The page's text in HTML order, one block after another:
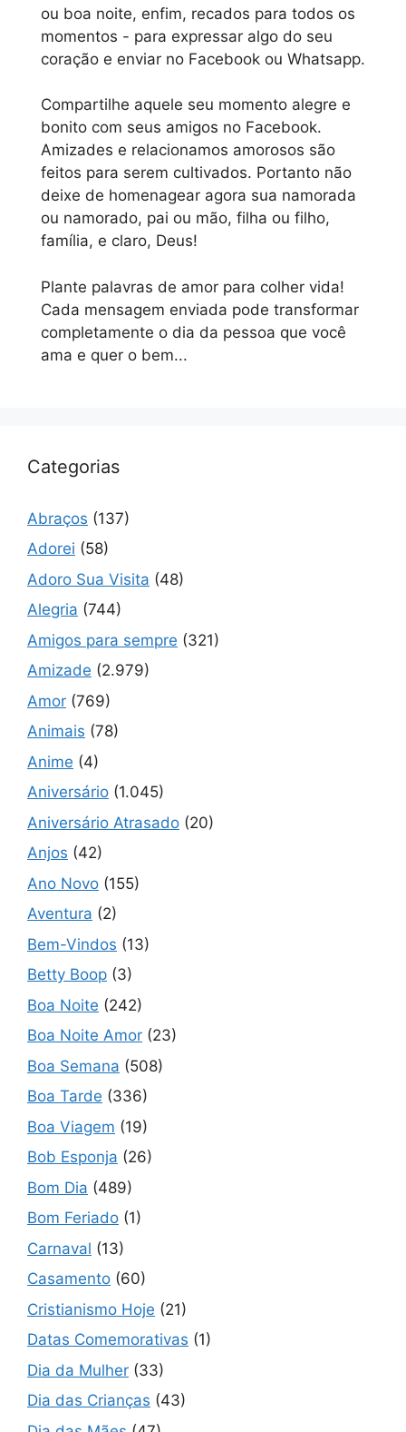
ou boa noite, enfim, recados para todos os
momentos - para expressar algo do seu
coração e enviar no Facebook ou Whatsapp.
Compartilhe aquele seu momento alegre e
bonito com seus amigos no Facebook.
Amizades e relacionamos amorosos são
feitos para serem cultivados. Portanto não
deixe de homenagear agora sua namorada
ou namorado, pai ou mão, filha ou filho,
família, e claro, Deus!
Plante palavras de amor para colher vida!
Cada mensagem enviada pode transformar
completamente o dia da pessoa que você
ama e quer o bem...
Categorias
Abraços (137)
Adorei (58)
Adoro Sua Visita (48)
Alegria (744)
Amigos para sempre (321)
Amizade (2.979)
Amor (769)
Animais (78)
Anime (4)
Aniversário (1.045)
Aniversário Atrasado (20)
Anjos (42)
Ano Novo (155)
Aventura (2)
Bem-Vindos (13)
Betty Boop (3)
Boa Noite (242)
Boa Noite Amor (23)
Boa Semana (508)
Boa Tarde (336)
Boa Viagem (19)
Bob Esponja (26)
Bom Dia (489)
Bom Feriado (1)
Carnaval (13)
Casamento (60)
Cristianismo Hoje (21)
Datas Comemorativas (1)
Dia da Mulher (33)
Dia das Crianças (43)